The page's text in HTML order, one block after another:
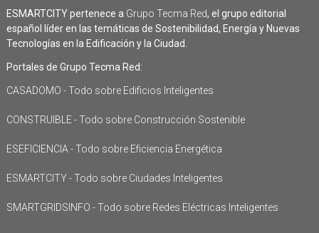
ESMARTCITY pertenece a Grupo Tecma Red, el grupo editorial
español líder en las temáticas de Sostenibilidad, Energía y Nuevas
Tecnologías en la Edificación y la Ciudad.
Portales de Grupo Tecma Red:
CASADOMO - Todo sobre Edificios Inteligentes
CONSTRUIBLE - Todo sobre Construcción Sostenible
ESEFICIENCIA - Todo sobre Eficiencia Energética
ESMARTCITY - Todo sobre Ciudades Inteligentes
SMARTGRIDSINFO - Todo sobre Redes Eléctricas Inteligentes